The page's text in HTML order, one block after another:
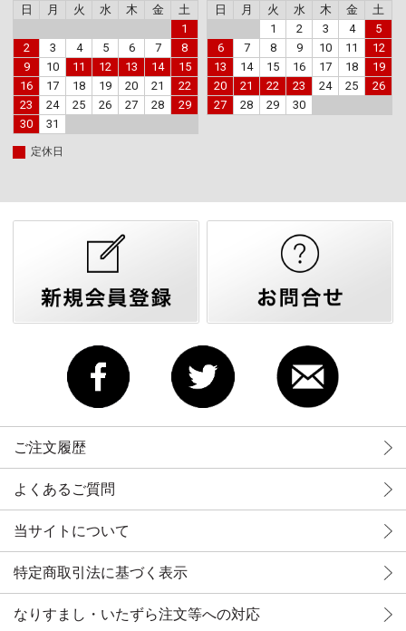
日
月 火 水 木 金
土
1
2
3 4 5 6 7
8
9
10 11 12 13 14
15
16
17 18 19 20 21
22
23
24 25 26 27 28
29
30
31
日
月 火 水 木 金
土
1
2 3 4
5
6
7 8 9 10 11
12
13
14 15 16 17 18
19
20
21 22 23 24 25
26
27
28 29 30
定休日
ご注文履歴
よくあるご質問
当サイトについて
特定商取引法に基づく表示
なりすまし・いたずら注文等への対応